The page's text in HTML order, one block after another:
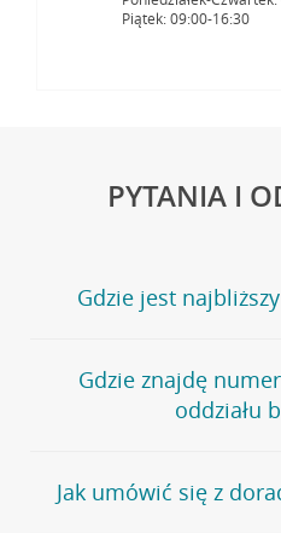
Piątek: 09:00-16:30
PYTANIA I
Gdzie jest
Jeśli szukasz oddziału
stronęPlacówki i bankomaty,
wygodna wyszukiwarka.
oddziałów
Gdzie znajdę
oddziału
Bank Credit Agricole nie
telefonu do placówki
Jak umówić się z